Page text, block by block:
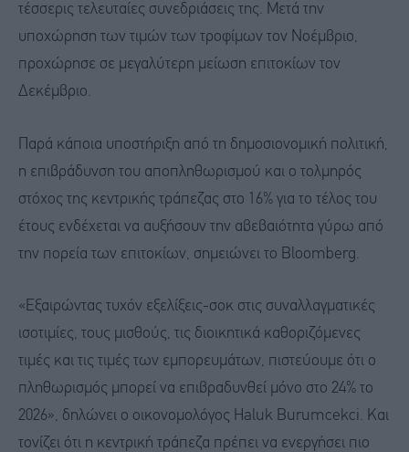
τέσσερις τελευταίες συνεδριάσεις της. Μετά την
υποχώρηση των τιμών των τροφίμων τον Νοέμβριο,
προχώρησε σε μεγαλύτερη μείωση επιτοκίων τον
Δεκέμβριο.
Παρά κάποια υποστήριξη από τη δημοσιονομική πολιτική,
η επιβράδυνση του αποπληθωρισμού και ο τολμηρός
στόχος της κεντρικής τράπεζας στο 16% για το τέλος του
έτους ενδέχεται να αυξήσουν την αβεβαιότητα γύρω από
την πορεία των επιτοκίων, σημειώνει το Bloomberg.
«Εξαιρώντας τυχόν εξελίξεις-σοκ στις συναλλαγματικές
ισοτιμίες, τους μισθούς, τις διοικητικά καθοριζόμενες
τιμές και τις τιμές των εμπορευμάτων, πιστεύουμε ότι ο
πληθωρισμός μπορεί να επιβραδυνθεί μόνο στο 24% το
2026», δηλώνει ο οικονομολόγος Haluk Burumcekci. Και
τονίζει ότι η κεντρική τράπεζα πρέπει να ενεργήσει πιο